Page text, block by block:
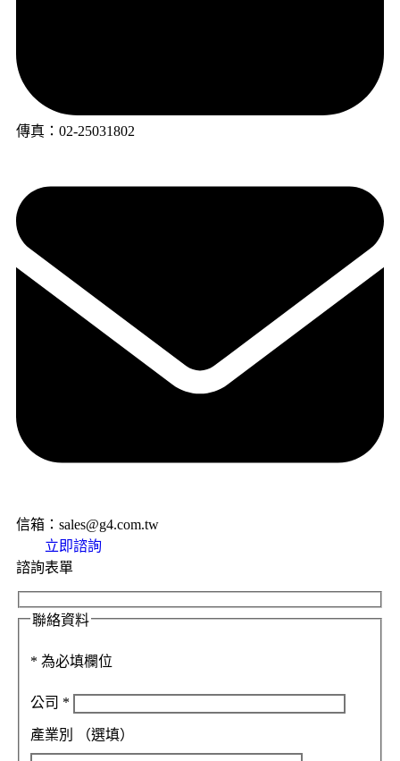
傳真：02-25031802
信箱：sales@g4.com.tw
立即諮詢
諮詢表單
聯絡資料
* 為必填欄位
公司 *
產業別 （選填）